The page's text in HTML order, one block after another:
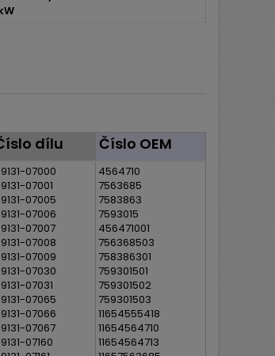
dílu Číslo OEM
07000
07001
07005
07006
07007
07008
07009
07030
07031
07065
07066
07067
07160
4564710
7563685
7583863
7593015
456471001
756368503
758386301
759301501
759301502
759301503
11654555418
11654564710
11654564713